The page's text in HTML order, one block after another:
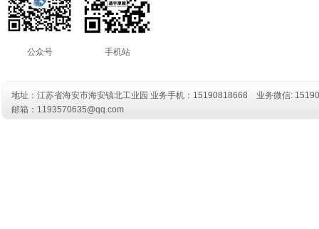
公众号 手机站
地址：江苏省海安市海安镇北工业园 业务手机：15190818668
业务微信:
邮箱：1193570635@qq.com